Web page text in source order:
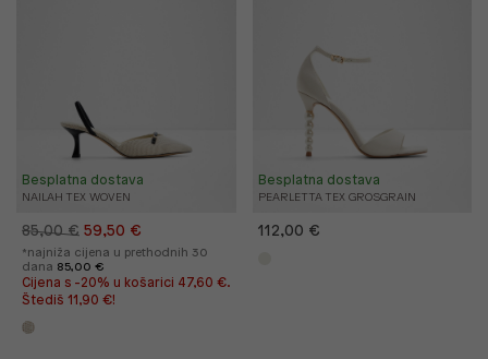
NAILAH TEX WOVEN
Besplatna dostava
85,00 € 59,50 €
*najniža cijena u prethodnih 30
dana 85,00 €
Cijena s -20% u košarici 47,60 €.
Štediš 11,90 €!
PEARLETTA TEX GROSGRAIN
Besplatna dostava
112,00 €